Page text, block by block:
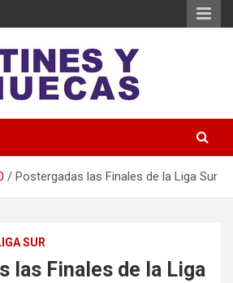
Postergadas las Finales de la Liga Sur
SUR
las Finales de la Liga